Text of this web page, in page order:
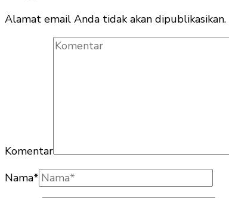
Alamat email Anda tidak akan dipublikasikan.
Komentar
Nama*